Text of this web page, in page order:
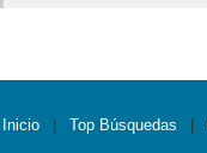
Inicio Top Búsquedas